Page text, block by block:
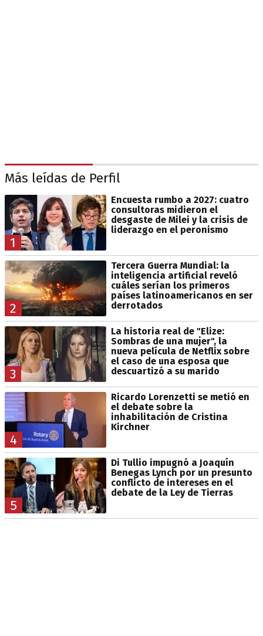
Más leídas de Perfil
1
Encuesta rumbo a 2027: cuatro
consultoras midieron el
desgaste de Milei y la crisis de
liderazgo en el peronismo
2
Tercera Guerra Mundial: la
inteligencia artificial reveló
cuáles serían los primeros
países latinoamericanos en ser
derrotados
3
La historia real de "Elize:
Sombras de una mujer", la
nueva película de Netflix sobre
el caso de una esposa que
descuartizó a su marido
4
Ricardo Lorenzetti se metió en
el debate sobre la
inhabilitación de Cristina
Kirchner
5
Di Tullio impugnó a Joaquín
Benegas Lynch por un presunto
conflicto de intereses en el
debate de la Ley de Tierras